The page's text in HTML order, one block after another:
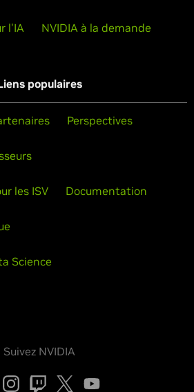
l'IA NVIDIA à la demande
populaires
Perspectives
les ISV Documentation
Science
Suivez NVIDIA